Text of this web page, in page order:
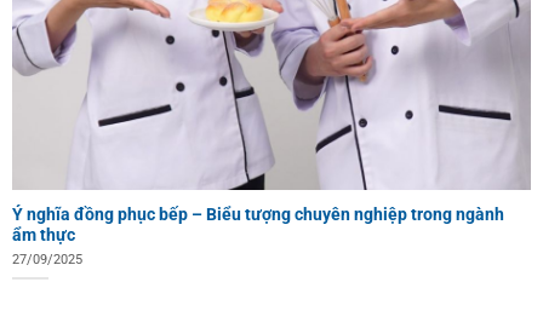
Ý nghĩa đồng phục bếp – Biểu tượng chuyên nghiệp trong ngành
ẩm thực
27/09/2025